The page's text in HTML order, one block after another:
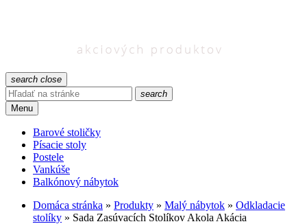
search close
search
Menu
Barové stoličky
Písacie stoly
Postele
Vankúše
Balkónový nábytok
Domáca stránka » Produkty » Malý nábytok » Odkladacie
stolíky » Sada Zasúvacích Stolíkov Akola Akácia